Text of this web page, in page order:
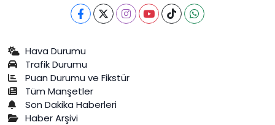
Hava Durumu
Trafik Durumu
Puan Durumu ve Fikstür
Tüm Manşetler
Son Dakika Haberleri
Haber Arşivi